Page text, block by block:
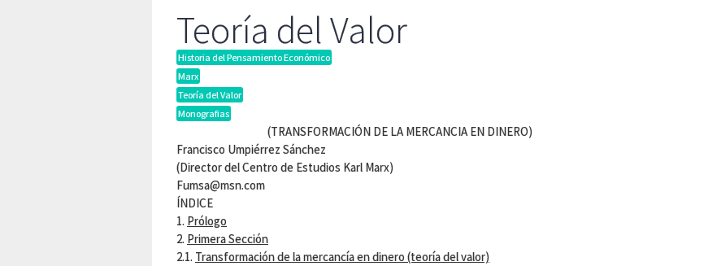
Teoría del Valor
Historia del Pensamiento Económico
Marx
Teoría del Valor
Monografias
(TRANSFORMACIÓN DE LA MERCANCIA EN DINERO)
Francisco Umpiérrez Sánchez
(Director del Centro de Estudios Karl Marx)
Fumsa@msn.com
ÍNDICE
1. Prólogo
2. Primera Sección
2.1. Transformación de la mercancía en dinero (teoría del valor)